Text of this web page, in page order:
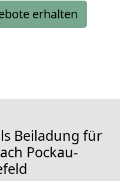
erhalten
Beiladung für
Pockau-